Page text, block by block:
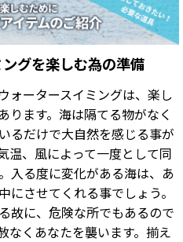
グを楽しむ為の準備
ォータースイミングは、楽し
ります。海は隔てる物がなく
るだけで大自然を感じる事が
温、風によって一度として同
入る度に変化がある海は、あ
にさせてくれる事でしょう。
故に、危険な所でもあるので
なくあなたを襲います。揃え